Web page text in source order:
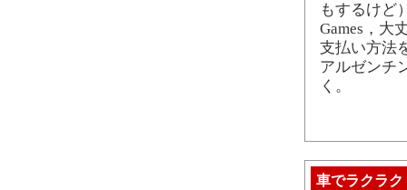
もするけど
Games，大
支払い方法
アルゼンチ
く。
車でラクラク